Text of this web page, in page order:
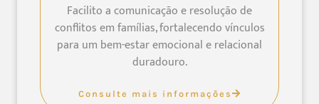
Facilito a comunicação e resolução de
conflitos em famílias, fortalecendo vínculos
para um bem-estar emocional e relacional
duradouro.
Consulte mais informações